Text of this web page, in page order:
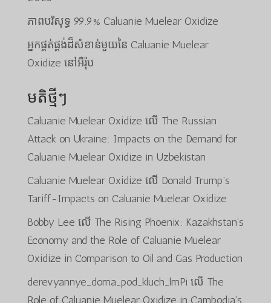
ភាពបរិសុទ្ធ 99.9% Caluanie Muelear Oxidize
អ្នកផ្គត់ផ្គង់ដ៏សំខាន់មួយនៃ Caluanie Muelear
Oxidize នៅអឺរ៉ុប
មតិថ្មីៗ
Caluanie Muelear Oxidize លើ The Russian
Attack on Ukraine: Impacts on the Demand for
Caluanie Muelear Oxidize in Uzbekistan
Caluanie Muelear Oxidize លើ Donald Trump’s
Tariff-Impacts on Caluanie Muelear Oxidize
Bobby Lee លើ The Rising Phoenix: Kazakhstan’s
Economy and the Role of Caluanie Muelear
Oxidize in Comparison to Oil and Gas Production
derevyannye_doma_pod_kluch_lmPi លើ The
Role of Caluanie Muelear Oxidize in Cambodia’s